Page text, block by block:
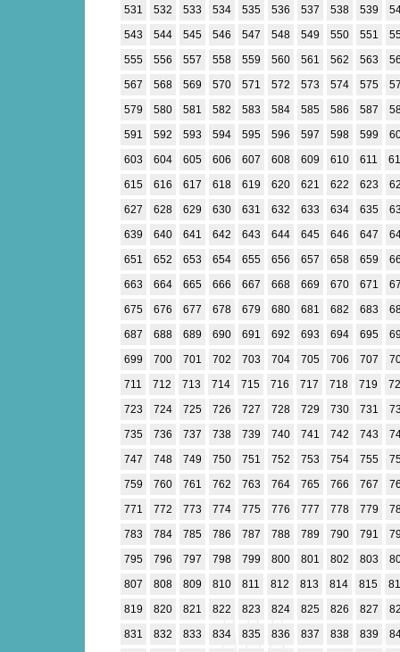
531 532 533 534 535 536 537 538 539
543
544 545 546 547 548 549 550 551
555
556 557 558 559 560 561 562 563
567
568 569 570 571 572 573 574 575
579
580 581 582 583 584 585 586 587
591
592 593 594 595 596 597 598 599
603
604 605 606 607 608 609 610 611
615
616 617 618 619 620 621 622 623
627
628 629 630 631 632 633 634 635
639
640 641 642 643 644 645 646 647
651
652 653 654 655 656 657 658 659
663
664 665 666 667 668 669 670 671
675
676 677 678 679 680 681 682 683
687
688 689 690 691 692 693 694 695
699
700 701 702 703 704 705 706 707
711
712 713 714 715 716 717 718 719
723
724 725 726 727 728 729 730 731
735
736 737 738 739 740 741 742 743
747
748 749 750 751 752 753 754 755
759
760 761 762 763 764 765 766 767
771
772 773 774 775 776 777 778 779
783
784 785 786 787 788 789 790 791
795
796 797 798 799 800 801 802 803
807
808 809 810 811 812 813 814 815
819
820 821 822 823 824 825 826 827
831
832 833 834 835 836 837 838 839